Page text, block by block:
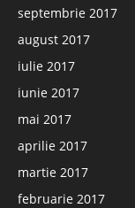
septembrie 2017
august 2017
iulie 2017
iunie 2017
mai 2017
aprilie 2017
martie 2017
februarie 2017